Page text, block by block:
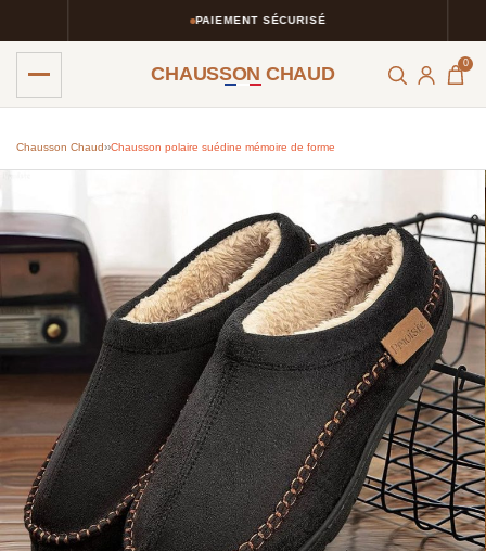
PAIEMENT SÉCURISÉ
CHAUSSON CHAUD 0
Chausson Chaud››Chausson polaire suédine mémoire de forme